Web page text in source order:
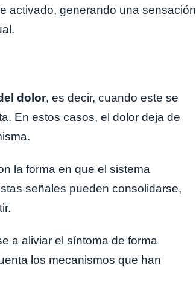
activado, generando una sensación
dolor, es decir, cuando este se
En estos casos, el dolor deja de
la forma en que el sistema
señales pueden consolidarse,
a aliviar el síntoma de forma
los mecanismos que han